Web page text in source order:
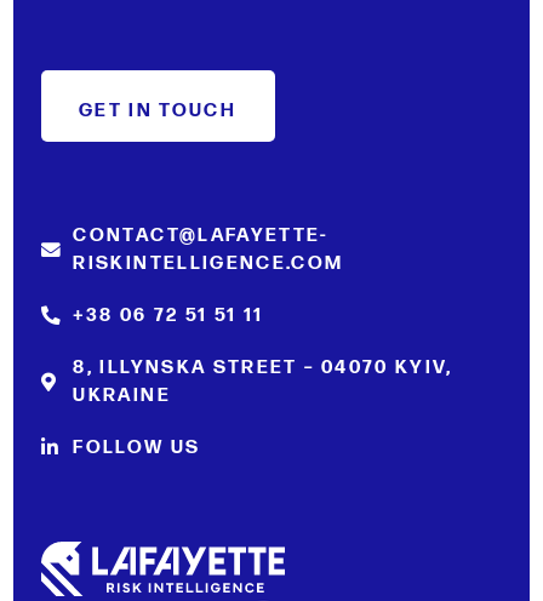
GET IN TOUCH
CONTACT@LAFAYETTE-
RISKINTELLIGENCE.COM
+38 06 72 51 51 11
8, ILLYNSKA STREET – 04070 KYIV,
UKRAINE
FOLLOW US